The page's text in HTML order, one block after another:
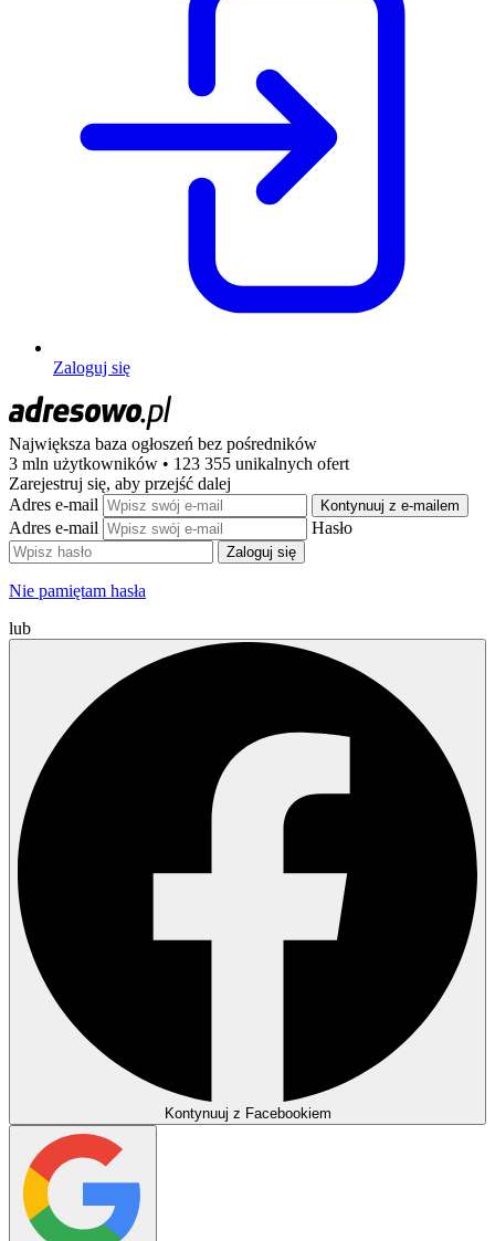
Zaloguj się
Największa baza ogłoszeń bez pośredników
3 mln użytkowników • 123 355 unikalnych ofert
Zarejestruj się, aby przejść dalej
Adres e-mail
Kontynuuj z e-mailem
Adres e-mail Hasło
Zaloguj się
Nie pamiętam hasła
lub
Kontynuuj z Facebookiem